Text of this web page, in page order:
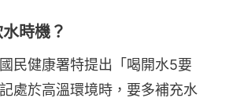
時機？
民健康署特提出「喝開水5要
處於高溫環境時，要多補充水